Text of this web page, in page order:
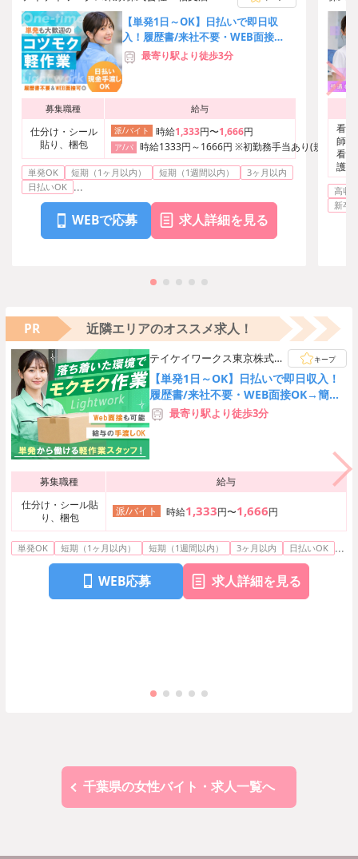
【単発1日～OK】日払いで即日収
入！履歴書/来社不要・WEB面接
OK→簡単オンライン登録♪
最寄り駅より徒歩3分
募集職種 給与
仕分け・シール
貼り、梱包
派/バイト 時給1,333円〜1,666円
ア/パ 時給1333円～1666円 ※初勤務手当あり(規定によ
単発OK 短期（1ヶ月以内） 短期（1週間以内）
3ヶ月以内
日払いOK ...
WEBで応募 求人詳細を見る
看護
師、
看護
護・
高収
新卒
PR 近隣エリアのオススメ求人！
テイケイワークス東京株式会
社 松戸支店
キープ
【単発1日～OK】日払いで即日収入！
履歴書/来社不要・WEB面接OK→簡単
オンライン登録♪
最寄り駅より徒歩3分
募集職種
給与
仕分け・シール貼
り、梱包
派/バイト 時給1,333円〜1,666円
単発OK 短期（1ヶ月以内） 短期（1週間以内） 3ヶ月以内 日払いOK ...
WEB応募 求人詳細を見る
千葉県の女性バイト・求人一覧へ